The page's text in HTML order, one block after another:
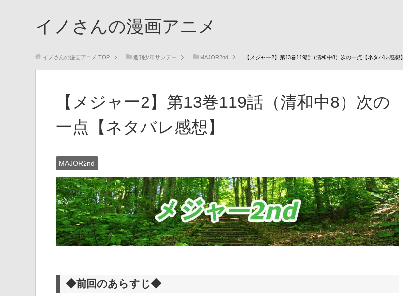
イノさんの漫画アニメ
イノさんの漫画アニメ TOP 週刊少年サンデー MAJOR2nd 【メジャー2】第13巻119話（清和中8）次の一点【ネタバレ感想】
【メジャー2】第13巻119話（清和中8）次の
一点【ネタバレ感想】
MAJOR2nd
◆前回のあらすじ◆